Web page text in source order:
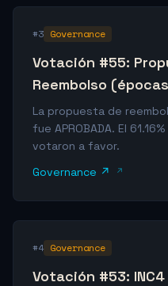
#3 Governance
Votación #55:
Reembolso
La propuesta de
fue APROBADA. El
votaron a favor.
Governance ↗
#4 Governance
Votación #53: INC4